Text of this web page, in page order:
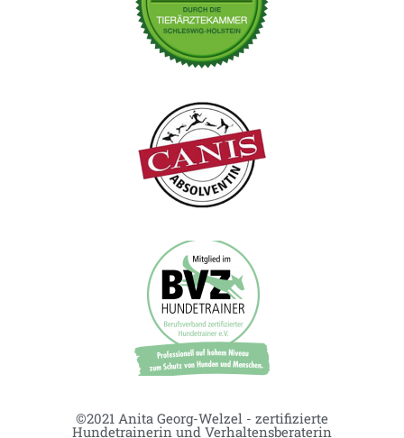
©2021 Anita Georg-Welzel - zertifizierte
Hundetrainerin und Verhaltensberaterin